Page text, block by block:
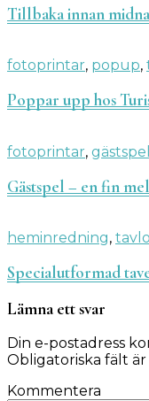
Tillbaka innan
fotoprintar, popup,
Poppar upp hos
fotoprintar, gästspel
Gästspel – en fin
heminredning,
Specialutformad
Lämna ett svar
Din e-postadress
Obligatoriska fält
Kommentera